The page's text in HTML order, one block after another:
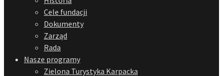
Cele fundacji
Dokumenty
Zarząd
Rada
Nasze programy
Zielona Turystyka Karpacka